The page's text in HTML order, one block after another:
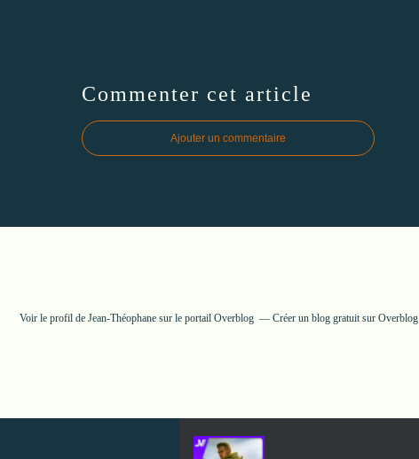
Commenter cet article
Ajouter un commentaire
Voir le profil de Jean-Théophane sur le portail Overblog Créer un blog gratuit sur Overblog